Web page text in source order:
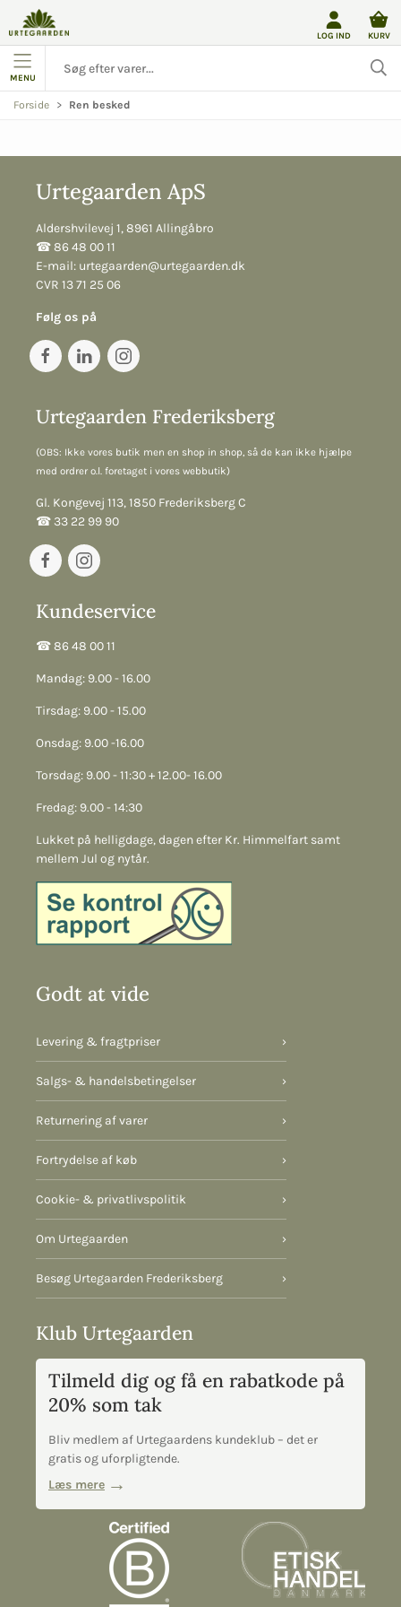
LOG IND KURV
MENU
Forside Ren besked
Urtegaarden ApS
Aldershvilevej 1, 8961 Allingåbro
☎︎ 86 48 00 11
E-mail: urtegaarden@urtegaarden.dk
CVR 13 71 25 06
Følg os på
Urtegaarden Frederiksberg
(OBS: Ikke vores butik men en shop in shop, så de kan ikke hjælpe
med ordrer o.l. foretaget i vores webbutik)
Gl. Kongevej 113, 1850 Frederiksberg C
☎︎ 33 22 99 90
Kundeservice
☎︎ 86 48 00 11
Mandag: 9.00 - 16.00
Tirsdag: 9.00 - 15.00
Onsdag: 9.00 -16.00
Torsdag: 9.00 - 11:30 + 12.00- 16.00
Fredag: 9.00 - 14:30
Lukket på helligdage, dagen efter Kr. Himmelfart samt
mellem Jul og nytår.
Godt at vide
Levering & fragtpriser ›
Salgs- & handelsbetingelser ›
Returnering af varer ›
Fortrydelse af køb ›
Cookie- & privatlivspolitik ›
Om Urtegaarden ›
Besøg Urtegaarden Frederiksberg ›
Klub Urtegaarden
Tilmeld dig og få en rabatkode på
20% som tak
Bliv medlem af Urtegaardens kundeklub – det er
gratis og uforpligtende.
Læs mere